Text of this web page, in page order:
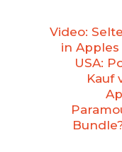
Video:
in
USA:
Kauf